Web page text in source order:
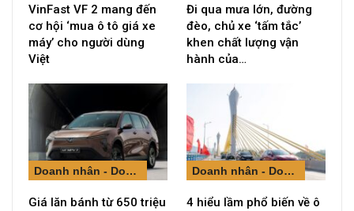
VinFast VF 2 mang đến
cơ hội ‘mua ô tô giá xe
máy’ cho người dùng
Việt
Đi qua mưa lớn, đường
đèo, chủ xe ‘tấm tắc’
khen chất lượng vận
hành của…
Doanh nhân - Doanh nghiệp
Giá lăn bánh từ 650 triệu
Doanh nhân - Doanh nghiệp
4 hiểu lầm phổ biến về ô